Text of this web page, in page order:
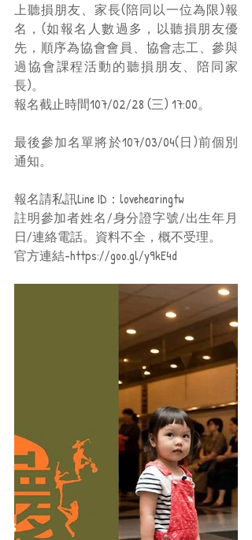
上聽損朋友、家長(陪同以一位為限)報
名，(如報名人數過多，以聽損朋友優
先，順序為協會會員、協會志工、參與
過協會課程活動的聽損朋友、陪同家
長)。
報名截止時間107/02/28 (三) 17:00。
最後參加名單將於107/03/04(日)前個別
通知。
報名請私訊Line ID：lovehearingtw
註明參加者姓名/身分證字號/出生年月
日/連絡電話。資料不全，概不受理。
官方連結-https://goo.gl/y9kE4d